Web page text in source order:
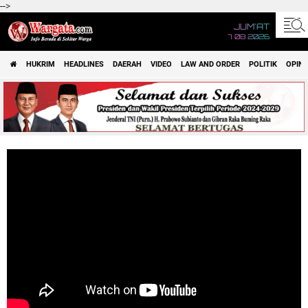
-->
JUM'AT
7 08 2026
HUKRIM HEADLINES DAERAH VIDEO LAW AND ORDER POLITIK OPINI